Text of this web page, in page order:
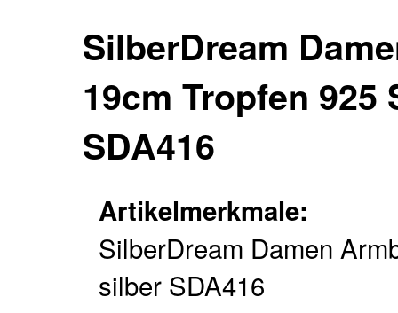
SilberDream
19cm Tropfen
SDA416
Artikelmerkmale:
SilberDream Damen
silber SDA416